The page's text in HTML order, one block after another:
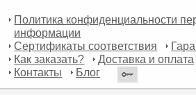
Политика конфиденциальности
информации
Сертификаты соответствия
Как заказать?
Доставка и оплата
Контакты
Блог